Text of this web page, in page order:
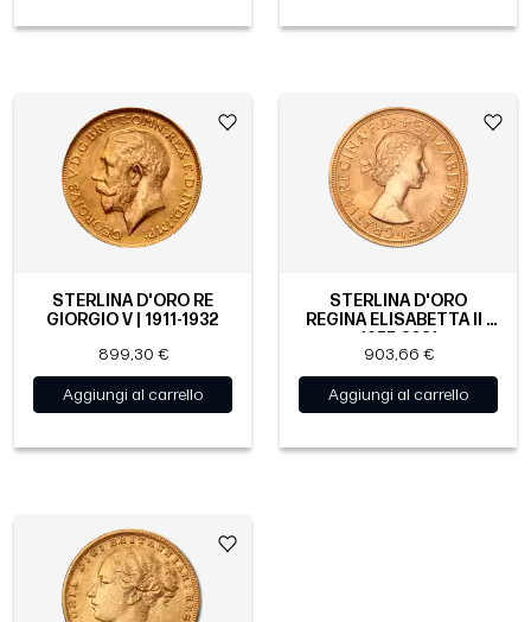
STERLINA D'ORO RE
GIORGIO V | 1911-1932
899,30 €
Aggiungi al carrello
STERLINA D'ORO
REGINA ELISABETTA II |
1957-2021
903,66 €
Aggiungi al carrello